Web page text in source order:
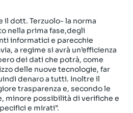
il dott. Terzuolo- la norma
nella prima fase,degli
informatici e parecchie
a regime si avrà un’efficienza
dei dati che potrà, come
delle nuove tecnologie, far
denaro a tutti. Inoltre il
trasparenza e, secondo le
minore possibilità di verifiche e
e mirati”.